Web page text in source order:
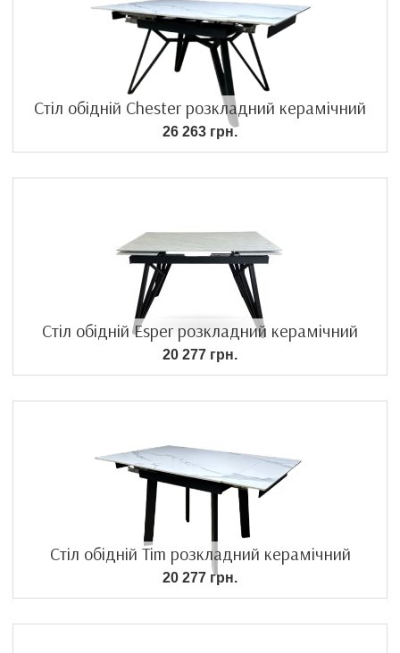
Стіл обідній Chester розкладний керамічний
26 263 грн.
Стіл обідній Esper розкладний керамічний
20 277 грн.
Стіл обідній Tim розкладний керамічний
20 277 грн.